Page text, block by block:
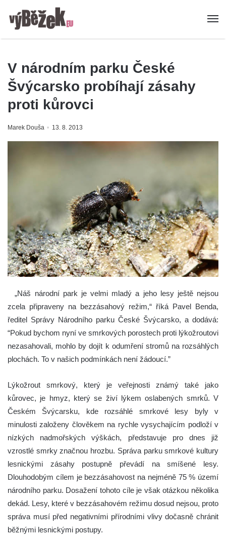
V národním parku České
Švýcarsko probíhají zásahy
proti kůrovci
Marek Douša 13. 8. 2013
„Náš národní park je velmi mladý a jeho lesy ještě nejsou
zcela připraveny na bezzásahový režim,“ říká Pavel Benda,
ředitel Správy Národního parku České Švýcarsko, a dodává:
“Pokud bychom nyní ve smrkových porostech proti lýkožroutovi
nezasahovali, mohlo by dojít k odumření stromů na rozsáhlých
plochách. To v našich podmínkách není žádoucí.”
Lýkožrout smrkový, který je veřejnosti známý také jako
kůrovec, je hmyz, který se živí lýkem oslabených smrků. V
Českém Švýcarsku, kde rozsáhlé smrkové lesy byly v
minulosti založeny člověkem na rychle vysychajícím podloží v
nízkých nadmořských výškách, představuje pro dnes již
vzrostlé smrky značnou hrozbu. Správa parku smrkové kultury
lesnickými zásahy postupně převádí na smíšené lesy.
Dlouhodobým cílem je bezzásahovost na nejméně 75 % území
národního parku. Dosažení tohoto cíle je však otázkou několika
dekád. Lesy, které v bezzásahovém režimu dosud nejsou, proto
správa musí před negativními přírodními vlivy dočasně chránit
běžnými lesnickými postupy.